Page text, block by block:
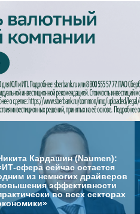
Кардашин (Naumen):
сфера сейчас остается
из немногих драйверов
эффективности
во всех секторах